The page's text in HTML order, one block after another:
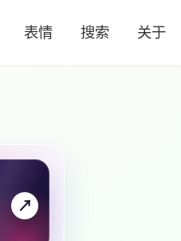
表情 搜索 关于
↗